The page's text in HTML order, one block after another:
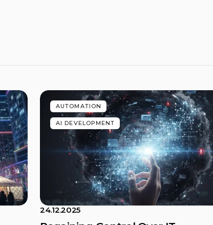
AUTOMATION
AI DEVELOPMENT
24.12.2025